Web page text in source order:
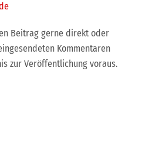
Beitrag gerne direkt oder
Kommentaren
zur Veröffentlichung voraus.